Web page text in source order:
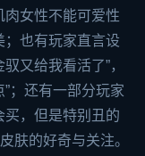
肉女性不能可爱性
；也有玩家直言设
又给我看活了”，
；还有一部分玩家
买，但是特别丑的
肤的好奇与关注。